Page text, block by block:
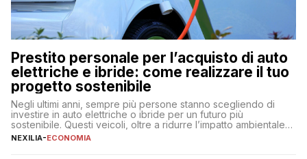
Prestito personale per l’acquisto di auto
elettriche e ibride: come realizzare il tuo
progetto sostenibile
Negli ultimi anni, sempre più persone stanno scegliendo di
investire in auto elettriche o ibride per un futuro più
sostenibile. Questi veicoli, oltre a ridurre l’impatto ambientale,
offrono vantaggi economici a lungo termine, come minori costi
NEXILIA-ECONOMIA